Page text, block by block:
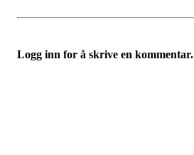
Logg inn for å skrive en kommentar.